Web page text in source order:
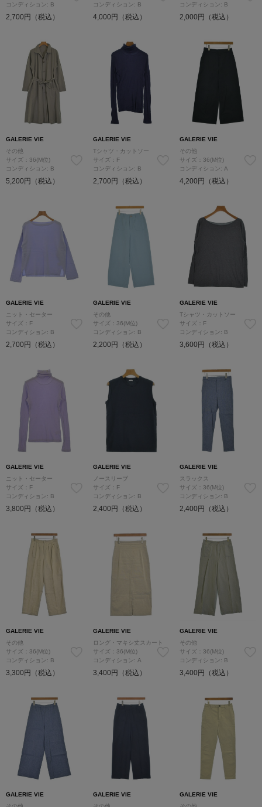
コンディション: B
2,700円（税込）
コンディション: B
4,000円（税込）
コンディション: B
2,000円（税込）
GALERIE VIE
その他
サイズ：36(M位)
コンディション: B
5,200円（税込）
GALERIE VIE
Tシャツ・カットソー
サイズ：F
コンディション: B
2,700円（税込）
GALERIE VIE
その他
サイズ：36(M位)
コンディション: A
4,200円（税込）
GALERIE VIE
ニット・セーター
サイズ：F
コンディション: B
2,700円（税込）
GALERIE VIE
その他
サイズ：36(M位)
コンディション: B
2,200円（税込）
GALERIE VIE
Tシャツ・カットソー
サイズ：F
コンディション: B
3,600円（税込）
GALERIE VIE
ニット・セーター
サイズ：F
コンディション: B
3,800円（税込）
GALERIE VIE
ノースリーブ
サイズ：F
コンディション: B
2,400円（税込）
GALERIE VIE
スラックス
サイズ：36(M位)
コンディション: B
2,400円（税込）
GALERIE VIE
その他
サイズ：36(M位)
コンディション: B
3,300円（税込）
GALERIE VIE
ロング・マキシ丈スカート
サイズ：36(M位)
コンディション: A
3,400円（税込）
GALERIE VIE
その他
サイズ：36(M位)
コンディション: B
3,400円（税込）
GALERIE VIE
GALERIE VIE
GALERIE VIE